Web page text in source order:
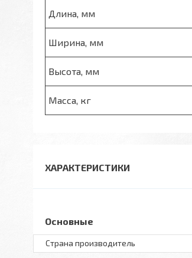
Длина, мм
Ширина, мм
Высота, мм
Масса, кг
ХАРАКТЕРИСТИКИ
Основные
Страна производитель